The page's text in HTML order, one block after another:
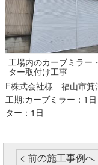
工場内のカーブミラー
ター取付け工事
F株式会社様福山市箕
工期:カーブミラー：1
ター：1日
< 前の施工事例へ